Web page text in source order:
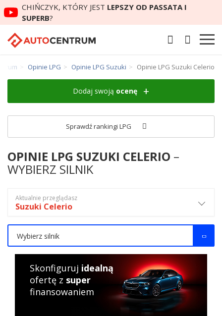
CHIŃCZYK, KTÓRY JEST LEPSZY OD PASSATA I
SUPERB?
Opinie LPG Opinie LPG Suzuki Opinie LPG Suzuki Celerio
Dodaj swoją ocenę
Sprawdź rankingi LPG
OPINIE LPG SUZUKI CELERIO –
WYBIERZ SILNIK
Aktualnie przeglądasz
Suzuki Celerio
Wybierz silnik
Skonfiguruj idealną
ofertę z super
finansowaniem